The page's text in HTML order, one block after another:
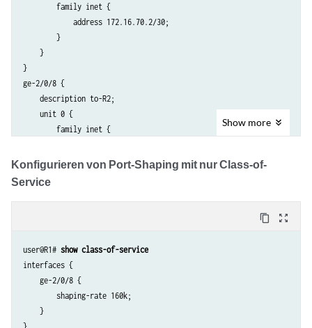
        family inet {
            address 172.16.70.2/30;
        }
    }
}
ge-2/0/8 {
    description to-R2;
    unit 0 {
        family inet {
        }
        family inet {
            address 192.168.13.1/32;
        }
Show more
Konfigurieren von Port-Shaping mit nur Class-of-
Service
content_copy zoom_out_map
user@R1# show class-of-service
interfaces {
    ge-2/0/8 {
        shaping-rate 160k;
    }